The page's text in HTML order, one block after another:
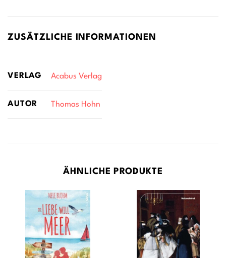
ZUSÄTZLICHE INFORMATIONEN
VERLAG Acabus Verlag
AUTOR Thomas Hohn
ÄHNLICHE PRODUKTE